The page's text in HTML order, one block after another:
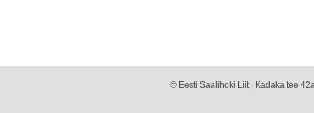
© Eesti Saalihoki Liit | Kadaka tee